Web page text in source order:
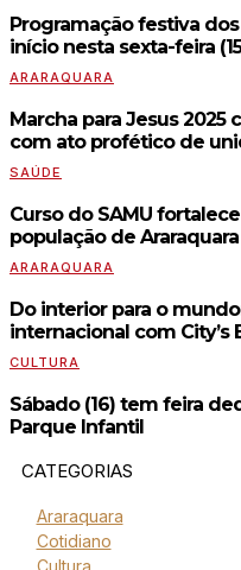
Programação festiva
início nesta sexta-feira
ARARAQUARA
Marcha para Jesus 2025
com ato profético de
SAÚDE
Curso do SAMU
população de Araraquara
ARARAQUARA
Do interior para o
internacional com City’s
CULTURA
Sábado (16) tem feira
Parque Infantil
CATEGORIAS
Araraquara
Cotidiano